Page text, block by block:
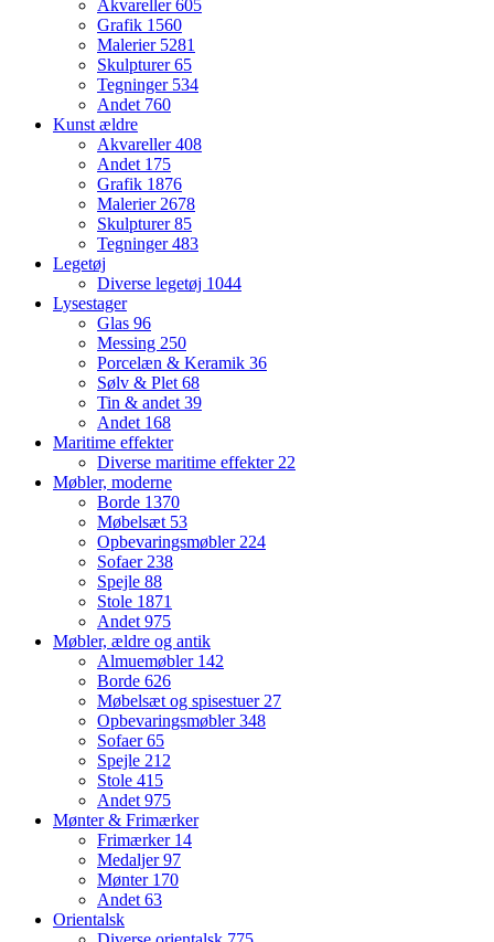
Akvareller605
Grafik 1560
Malerier 5281
Skulpturer65
Tegninger 534
Andet 760
Kunst ældre
Akvareller408
Andet 175
Grafik 1876
Malerier 2678
Skulpturer85
Tegninger483
Legetøj
Diverse legetøj 1044
Lysestager
Glas 96
Messing 250
Porcelæn & Keramik 36
Sølv & Plet 68
Tin & andet 39
Andet 168
Maritime effekter
Diverse maritime effekter 22
Møbler, moderne
Borde 1370
Møbelsæt 53
Opbevaringsmøbler 224
Sofaer 238
Spejle 88
Stole 1871
Andet 975
Møbler, ældre og antik
Almuemøbler 142
Borde 626
Møbelsæt og spisestuer 27
Opbevaringsmøbler348
Sofaer65
Spejle 212
Stole 415
Andet 975
Mønter & Frimærker
Frimærker 14
Medaljer97
Mønter 170
Andet 63
Orientalsk